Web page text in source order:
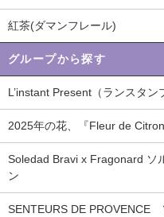
紅茶(ダマンフレール)
グループから探す
L’instant Present（ランスタン
2025年の花、『Fleur de
Soledad Bravi x Fragonard
ン
SENTEURS DE PROVENCE